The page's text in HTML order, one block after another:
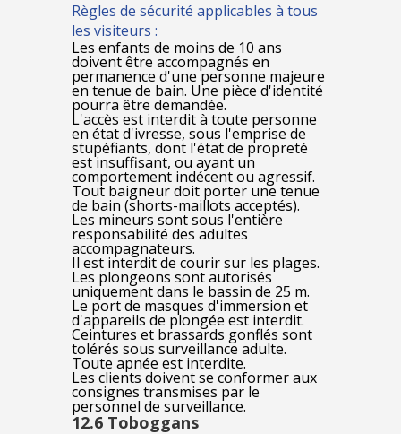
Règles de sécurité applicables à tous
les visiteurs :
Les enfants de moins de 10 ans
doivent être accompagnés en
permanence d'une personne majeure
en tenue de bain. Une pièce d'identité
pourra être demandée.
L'accès est interdit à toute personne
en état d'ivresse, sous l'emprise de
stupéfiants, dont l'état de propreté
est insuffisant, ou ayant un
comportement indécent ou agressif.
Tout baigneur doit porter une tenue
de bain (shorts-maillots acceptés).
Les mineurs sont sous l'entière
responsabilité des adultes
accompagnateurs.
Il est interdit de courir sur les plages.
Les plongeons sont autorisés
uniquement dans le bassin de 25 m.
Le port de masques d'immersion et
d'appareils de plongée est interdit.
Ceintures et brassards gonflés sont
tolérés sous surveillance adulte.
Toute apnée est interdite.
Les clients doivent se conformer aux
consignes transmises par le
personnel de surveillance.
12.6 Toboggans